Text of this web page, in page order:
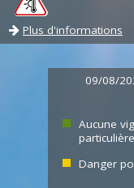
Plus d'informations
09/08/
Aucune
particulière
Danger